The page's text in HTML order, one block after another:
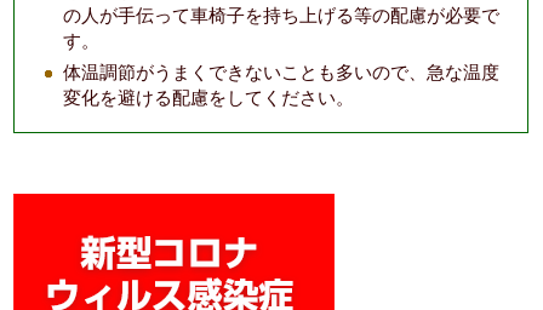
の人が手伝って車椅子を持ち上げる等の配慮が必要で
す。
体温調節がうまくできないことも多いので、急な温度
変化を避ける配慮をしてください。